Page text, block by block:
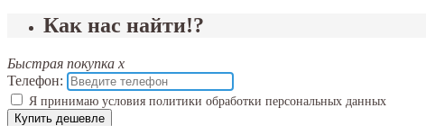
Как нас найти!?
Быстрая покупка x
Телефон:
Я принимаю условия политики обработки персональных данных
Купить дешевле